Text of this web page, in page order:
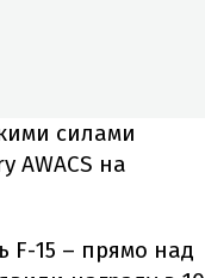
силами
AWACS на
F-15 – прямо над